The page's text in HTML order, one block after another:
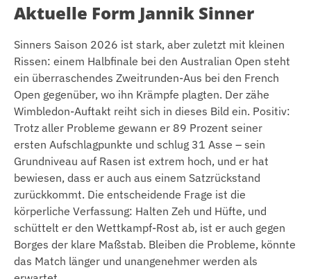
Aktuelle Form Jannik Sinner
Sinners Saison 2026 ist stark, aber zuletzt mit kleinen
Rissen: einem Halbfinale bei den Australian Open steht
ein überraschendes Zweitrunden-Aus bei den French
Open gegenüber, wo ihn Krämpfe plagten. Der zähe
Wimbledon-Auftakt reiht sich in dieses Bild ein. Positiv:
Trotz aller Probleme gewann er 89 Prozent seiner
ersten Aufschlagpunkte und schlug 31 Asse – sein
Grundniveau auf Rasen ist extrem hoch, und er hat
bewiesen, dass er auch aus einem Satzrückstand
zurückkommt. Die entscheidende Frage ist die
körperliche Verfassung: Halten Zeh und Hüfte, und
schüttelt er den Wettkampf-Rost ab, ist er auch gegen
Borges der klare Maßstab. Bleiben die Probleme, könnte
das Match länger und unangenehmer werden als